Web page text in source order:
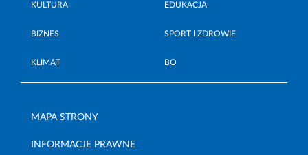
KULTURA EDUKACJA
BIZNES SPORT I ZDROWIE
KLIMAT BO
MAPA STRONY
INFORMACJE PRAWNE